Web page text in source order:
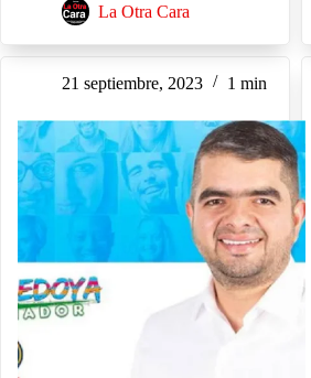
La Otra Cara
21 septiembre, 2023 1 min